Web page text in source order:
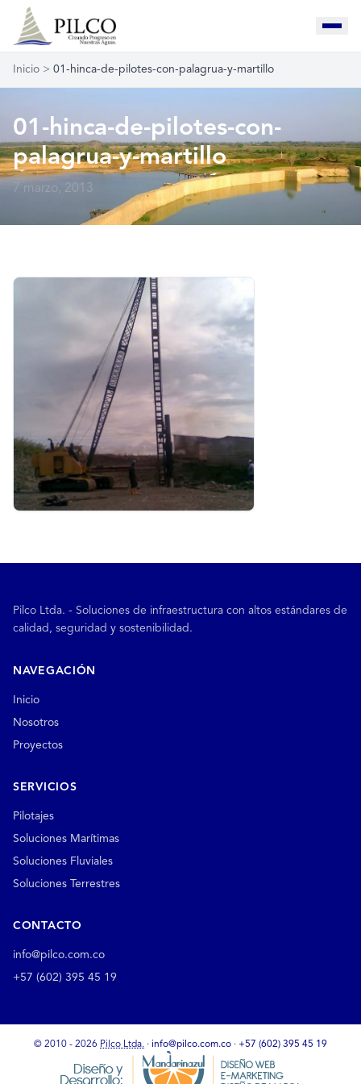
Inicio > 01-hinca-de-pilotes-con-palagrua-y-martillo
01-hinca-de-pilotes-con-
palagrua-y-martillo
7 marzo, 2013
Pilco Ltda. - Soluciones de infraestructura con altos estándares de
calidad, seguridad y sostenibilidad.
NAVEGACIÓN
Inicio
Nosotros
Proyectos
SERVICIOS
Pilotajes
Soluciones Marítimas
Soluciones Fluviales
Soluciones Terrestres
CONTACTO
info@pilco.com.co
+57 (602) 395 45 19
© 2010 - 2026 Pilco Ltda. · info@pilco.com.co · +57 (602) 395 45 19